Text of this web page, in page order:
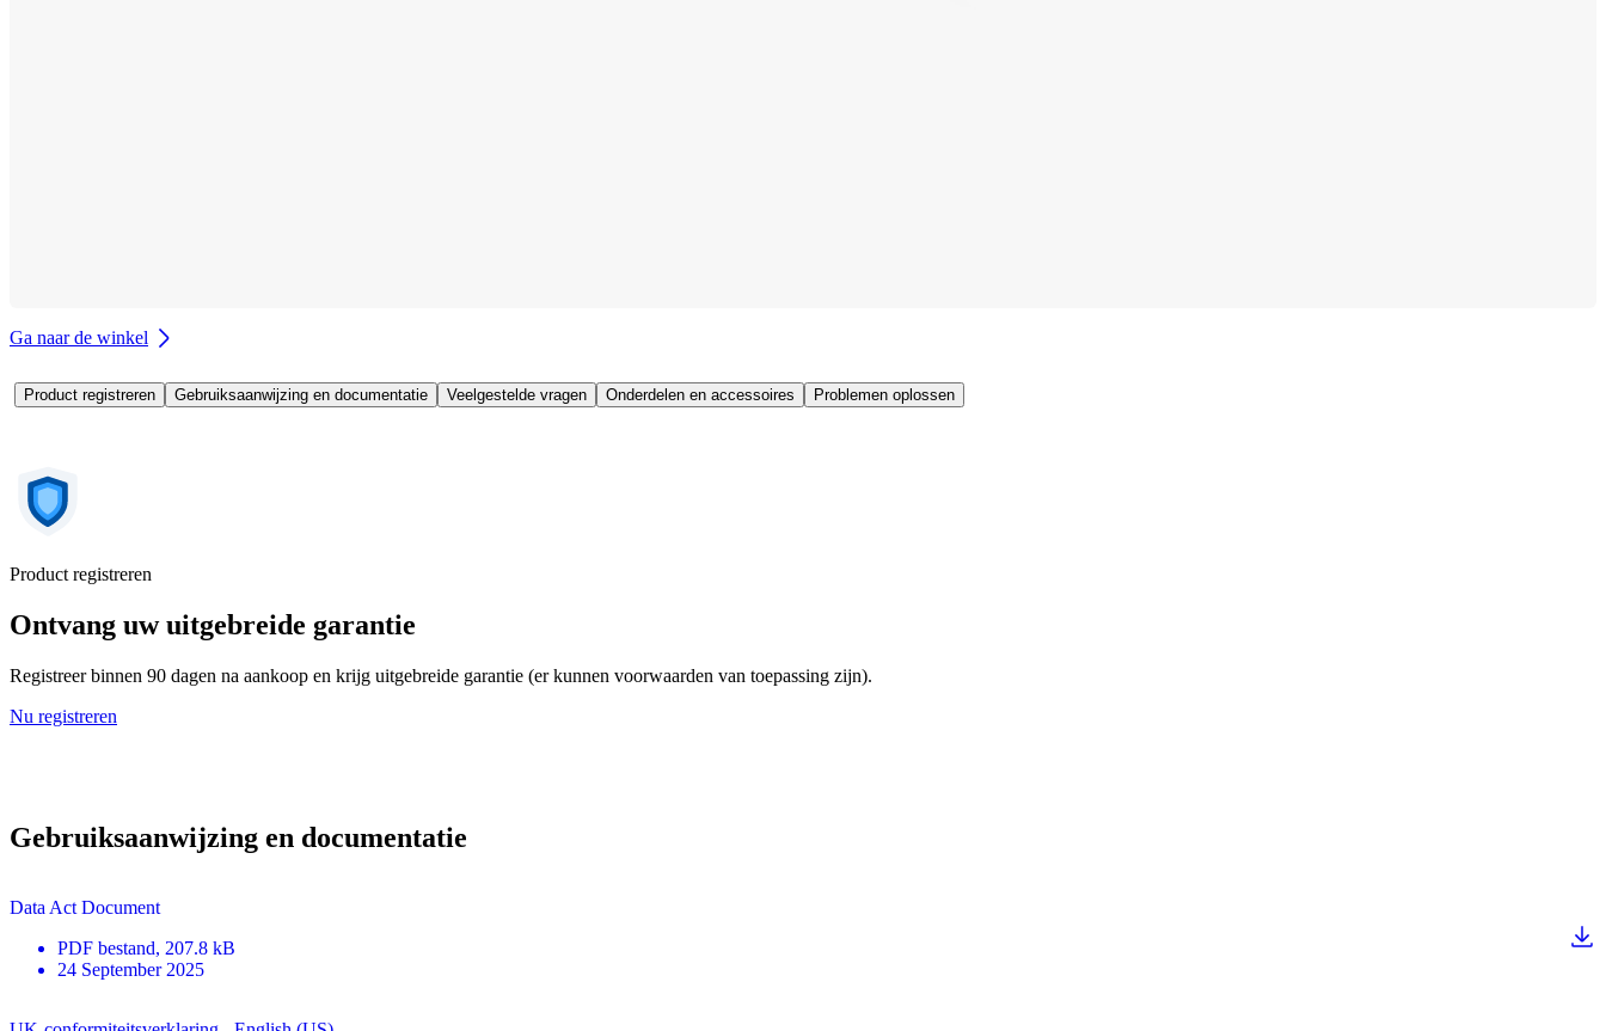
Ga naar de winkel
Product registreren Gebruiksaanwijzing en documentatie Veelgestelde vragen Onderdelen en accessoires Problemen oplossen
Product registreren
Ontvang uw uitgebreide garantie
Registreer binnen 90 dagen na aankoop en krijg uitgebreide garantie (er kunnen voorwaarden van toepassing zijn).
Nu registreren
Gebruiksaanwijzing en documentatie
Data Act Document
PDF bestand, 207.8 kB
24 September 2025